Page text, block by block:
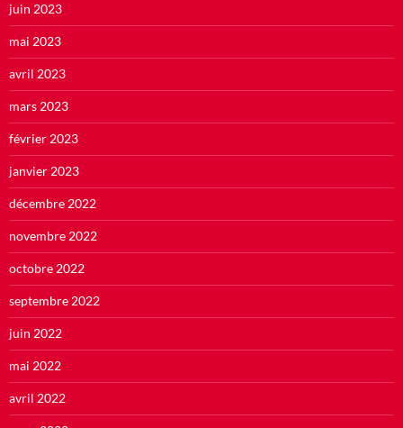
juin 2023
mai 2023
avril 2023
mars 2023
février 2023
janvier 2023
décembre 2022
novembre 2022
octobre 2022
septembre 2022
juin 2022
mai 2022
avril 2022